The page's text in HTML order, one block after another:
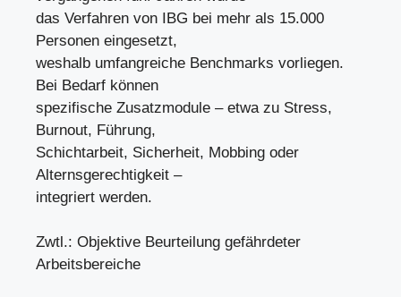
das Verfahren von IBG bei mehr als 15.000
Personen eingesetzt,
weshalb umfangreiche Benchmarks vorliegen.
Bei Bedarf können
spezifische Zusatzmodule – etwa zu Stress,
Burnout, Führung,
Schichtarbeit, Sicherheit, Mobbing oder
Alternsgerechtigkeit –
integriert werden.
Zwtl.: Objektive Beurteilung gefährdeter
Arbeitsbereiche